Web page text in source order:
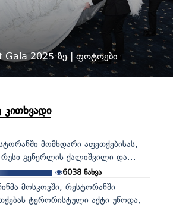
Gala 2025-ზე | ფოტოები
კითხვადი
მომხდარი აფეთქებისას,
გენერლის ქალიშვილი და...
6038 ნახვა
მოსკოვში, რესტორანში
ტერორისტული აქტი უწოდა,